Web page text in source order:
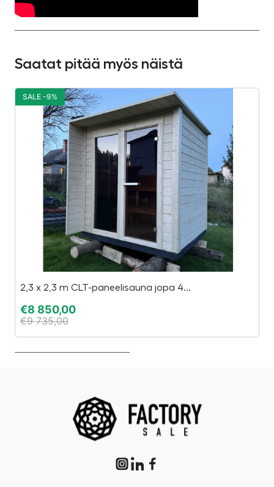
Saatat pitää myös näistä
2,3 x 2,3 m CLT-paneelisauna jopa 4...
€8 850,00
€9 735,00
SALE -9%